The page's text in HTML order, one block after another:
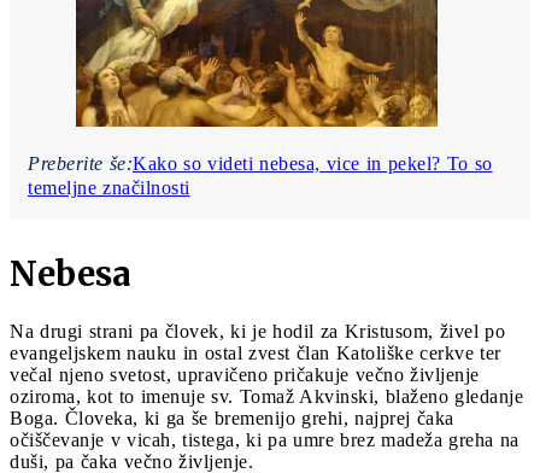
Preberite še:Kako so videti nebesa, vice in pekel? To so
temeljne značilnosti
Nebesa
Na drugi strani pa človek, ki je hodil za Kristusom, živel po
evangeljskem nauku in ostal zvest član Katoliške cerkve ter
večal njeno svetost, upravičeno pričakuje večno življenje
oziroma, kot to imenuje sv. Tomaž Akvinski, blaženo gledanje
Boga. Človeka, ki ga še bremenijo grehi, najprej čaka
očiščevanje v vicah, tistega, ki pa umre brez madeža greha na
duši, pa čaka večno življenje.